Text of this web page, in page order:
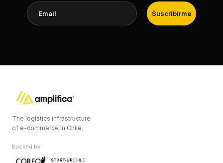
Email
Suscribirme
The logistics infrastructure
of e-commerce in Chile.
Backed by